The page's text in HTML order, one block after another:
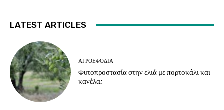
LATEST ARTICLES
ΑΓΡΟΕΦΌΔΙΑ
Φυτοπροστασία στην ελιά με πορτοκάλι και
κανέλα;